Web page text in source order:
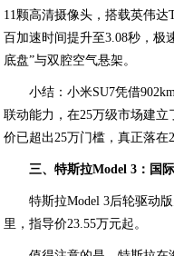
11颗高清摄像头，搭载英伟达
百加速时间提升至3.08秒，极
底盘”与双腔空气悬架。
小结：小米SU7凭借
联动能力，在25万级市场建立
价已超出25万门槛，真正落在
三、特斯拉Model 3：国
特斯拉Model 3后轮驱动
里，指导价23.55万元起。